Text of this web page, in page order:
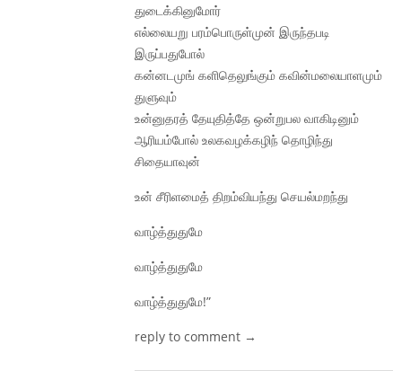
துடைக்கினுமோர்
எல்லையறு பரம்பொருள்முன் இருந்தபடி
இருப்பதுபோல்
கன்னடமுங் களிதெலுங்கும் கவின்மலையாளமும்
துளுவும்
உன்னுதரத் தேயுதித்தே ஒன்றுபல வாகிடினும்
ஆரியம்போல் உலகவழக்கழிந் தொழிந்து
சிதையாவுன்
உன் சீரிளமைத் திறம்வியந்து செயல்மறந்து
வாழ்த்துதுமே
வாழ்த்துதுமே
வாழ்த்துதுமே!”
reply to comment →